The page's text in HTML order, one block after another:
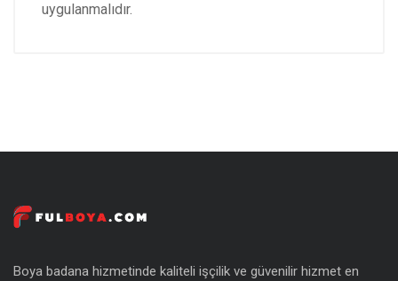
uygulanmalıdır.
Boya badana hizmetinde kaliteli işçilik ve güvenilir hizmet en